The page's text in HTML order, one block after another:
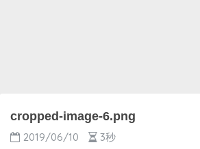
cropped-image-6.png
2019/06/10 3秒